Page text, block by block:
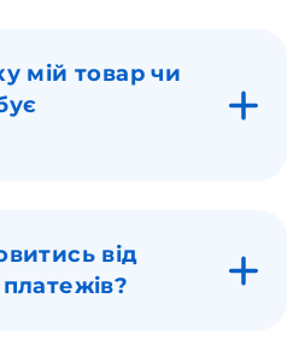
мій товар чи
від